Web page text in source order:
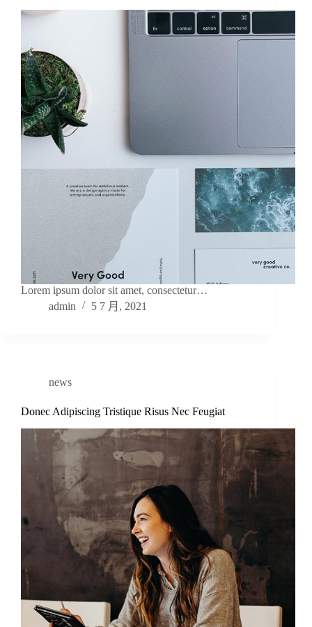
Lorem ipsum dolor sit amet, consectetur…
admin
5 7 月, 2021
news
Donec Adipiscing Tristique Risus Nec Feugiat